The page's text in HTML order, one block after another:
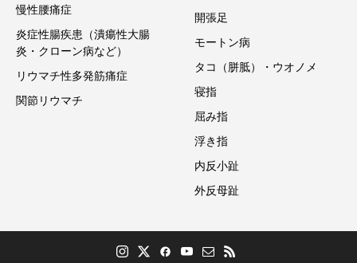
慢性腰痛症
炎症性腸疾患（潰瘍性大腸
炎・クローン病など）
リウマチ性多発筋痛症
関節リウマチ
開張足
モートン病
タコ（胼胝）・ウオノメ
寝指
屈み指
浮き指
内反小趾
外反母趾